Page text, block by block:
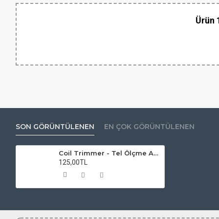
Ürün
SON GÖRÜNTÜLENEN EN ÇOK GÖRÜNTÜLENEN
Coil Trimmer - Tel Ölçme Aparatı - İthal Ürün
125,00TL